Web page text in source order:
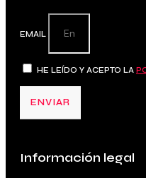
EMAIL
HE LEÍDO Y ACEPTO LA
ENVIAR
Información legal